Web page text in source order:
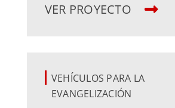
VER PROYECTO
VEHÍCULOS PARA LA
EVANGELIZACIÓN